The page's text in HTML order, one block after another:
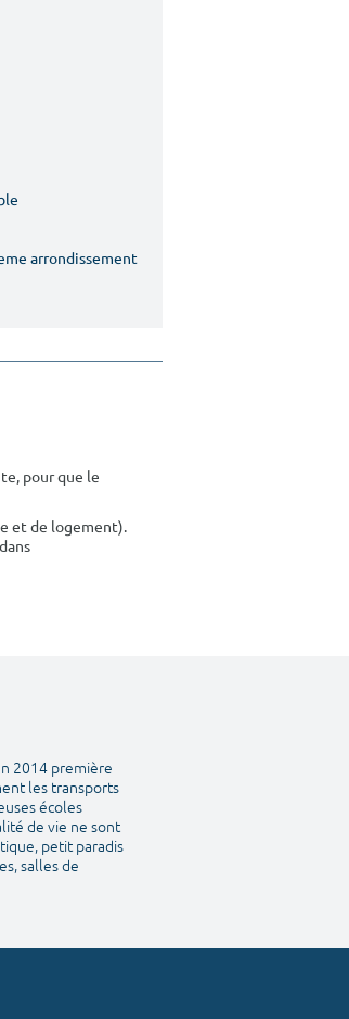
arrondissement
pour que le
et de logement).
2014 première
les transports
écoles
de vie ne sont
petit paradis
salles de